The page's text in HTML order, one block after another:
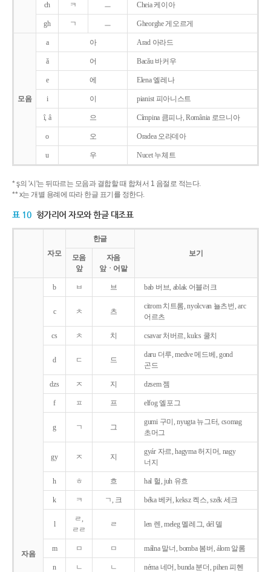
ch ㅋ ㅡ Cheia 케이아
gh ㄱ ㅡ Gheorghe 게오르게
모음
a 아 Arad 아라드
ǎ 어 Bacǎu 바커우
e 에 Elena 엘레나
i 이 pianist 피아니스트
î, â 으 Cîmpina 큼피나, România 로므니아
o 오 Oradea 오라데아
u 우 Nucet 누체트
* ş의 '시'는 뒤따르는 모음과 결합할 때 합쳐서 1 음절로 적는다.
** x는 개별 용례에 따라 한글 표기를 정한다.
표 10 헝가리어 자모와 한글 대조표
자모
한글
보기
모음
앞
자음
앞ㆍ어말
자음
b ㅂ 브 bab 버브, ablak 어블러크
c ㅊ 츠
citrom 치트롬, nyolcvan 뇰츠번, arc
어르츠
cs ㅊ 치 csavar 처버르, kulcs 쿨치
d ㄷ 드
daru 더루, medve 메드베, gond
곤드
dzs ㅈ 지 dzsem 젬
f ㅍ 프 elfog 엘포그
g ㄱ 그
gumi 구미, nyugta 뉴그터, csomag
초머그
gy ㅈ 지
gyár 자르, hagyma 허지머, nagy
너지
h ㅎ 흐 hal 헐, juh 유흐
k ㅋ ㄱ, 크 béka 베커, keksz 켁스, szék 세크
l
ㄹ,
ㄹㄹ
ㄹ len 렌, meleg 멜레그, dél 델
m ㅁ ㅁ málna 말너, bomba 봄버, álom 알롬
n ㄴ ㄴ néma 네머, bunda 분더, pihen 피헨